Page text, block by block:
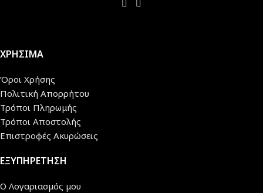
ΧΡΗΣΙΜΑ
Όροι Χρήσης
Πολιτική Απορρήτου
Τρόποι Πληρωμής
Τρόποι Αποστολής
Επιστροφές Ακυρώσεις
ΕΞΥΠΗΡΕΤΗΣΗ
Ο Λογαριασμός μου